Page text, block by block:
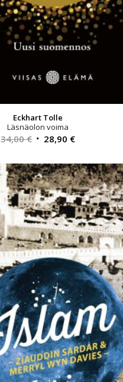
Eckhart Tolle
Läsnäolon voima
34,00€ Alkuperäinen
oli:
34,00 €.
28,90 €Nykyinen
on:
28,90 €.